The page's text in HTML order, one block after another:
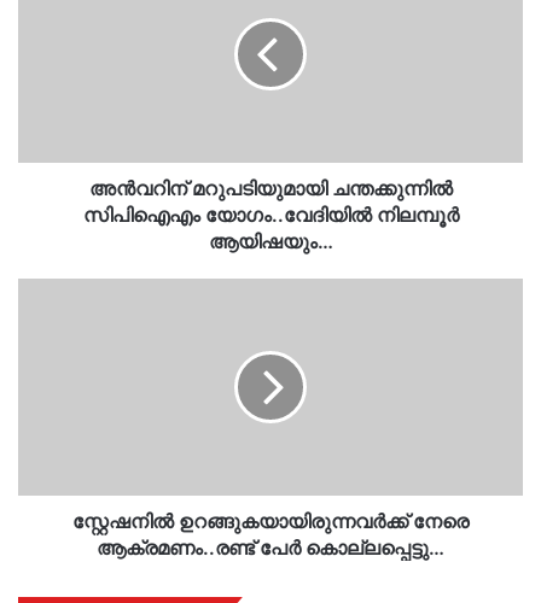
അന്‍വറിന് മറുപടിയുമായി ചന്തക്കുന്നില്‍
സിപിഐഎം യോഗം..വേദിയില്‍ നിലമ്പൂര്‍
ആയിഷയും…
സ്റ്റേഷനില്‍ ഉറങ്ങുകയായിരുന്നവര്‍ക്ക് നേരെ
ആക്രമണം..രണ്ട് പേര്‍ കൊല്ലപ്പെട്ടു…